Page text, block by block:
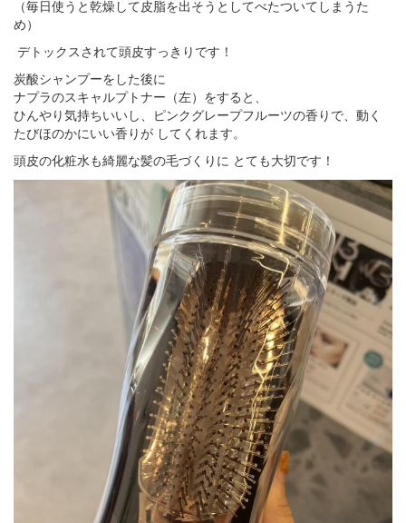
（毎日使うと乾燥して皮脂を出そうとしてべたついてしまうた
め）
デトックスされて頭皮すっきりです！
炭酸シャンプーをした後に
ナプラのスキャルプトナー（左）をすると、
ひんやり気持ちいいし、ピンクグレープフルーツの香りで、動く
たびほのかにいい香りが してくれます。
頭皮の化粧水も綺麗な髪の毛づくりに とても大切です！